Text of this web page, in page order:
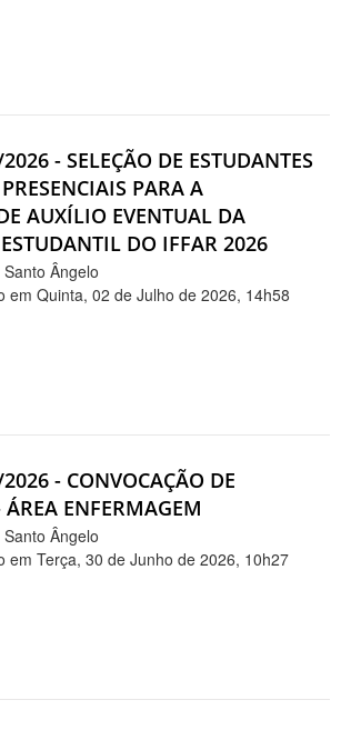
- SELEÇÃO DE ESTUDANTES
PARA A
AUXÍLIO EVENTUAL DA
DO IFFAR 2026
Ângelo
em Quinta, 02 de Julho de 2026, 14h58
- CONVOCAÇÃO DE
ENFERMAGEM
Ângelo
em Terça, 30 de Junho de 2026, 10h27